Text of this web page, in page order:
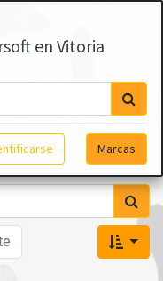
en Vitoria
Marcas